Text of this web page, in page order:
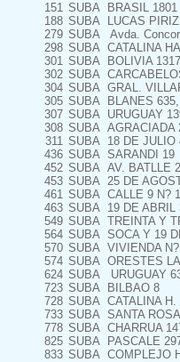
151 SUBA BRASIL 1801
188 SUBA LUCAS
279 SUBA Avda.
298 SUBA CATALINA
301 SUBA BOLIVIA
302 SUBA
304 SUBA GRAL.
305 SUBA BLANES
307 SUBA URUGUAY
308 SUBA AGRACIADA
311 SUBA 18 DE JULIO
436 SUBA SARANDI 19
452 SUBA AV. BATLLE
453 SUBA 25 DE
461 SUBA CALLE 9 N?
463 SUBA 19 DE ABRIL
549 SUBA TREINTA Y
564 SUBA SOCA Y 19
570 SUBA VIVIENDA
574 SUBA ORESTES
624 SUBA URUGUAY
723 SUBA BILBAO 8
728 SUBA CATALINA
733 SUBA SANTA
778 SUBA CHARRUA
825 SUBA PASCALE
833 SUBA COMPLEJO